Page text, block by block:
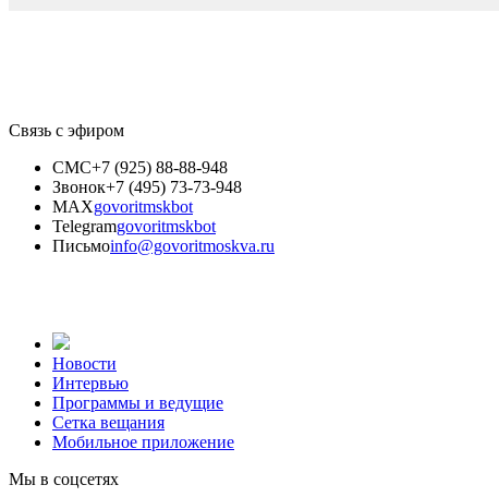
Связь с эфиром
СМС+7 (925) 88-88-948
Звонок+7 (495) 73-73-948
MAXgovoritmskbot
Telegramgovoritmskbot
Письмоinfo@govoritmoskva.ru
Новости
Интервью
Программы и ведущие
Сетка вещания
Мобильное приложение
Мы в соцсетях